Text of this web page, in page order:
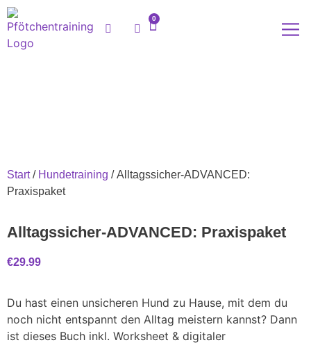
0
Start/ Hundetraining / Alltagssicher-ADVANCED:
Praxispaket
Alltagssicher-ADVANCED: Praxispaket
€29.99
Du hast einen unsicheren Hund zu Hause, mit dem du
noch nicht entspannt den Alltag meistern kannst? Dann
ist dieses Buch inkl. Worksheet & digitaler